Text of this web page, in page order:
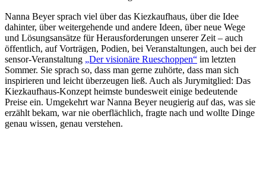
Nanna Beyer sprach viel über das Kiezkaufhaus, über die Idee
dahinter, über weitergehende und andere Ideen, über neue Wege
und Lösungsansätze für Herausforderungen unserer Zeit – auch
öffentlich, auf Vorträgen, Podien, bei Veranstaltungen, auch bei der
sensor-Veranstaltung „Der visionäre Rueschoppen“ im letzten
Sommer. Sie sprach so, dass man gerne zuhörte, dass man sich
inspirieren und leicht überzeugen ließ. Auch als Jurymitglied: Das
Kiezkaufhaus-Konzept heimste bundesweit einige bedeutende
Preise ein. Umgekehrt war Nanna Beyer neugierig auf das, was sie
erzählt bekam, war nie oberflächlich, fragte nach und wollte Dinge
genau wissen, genau verstehen.